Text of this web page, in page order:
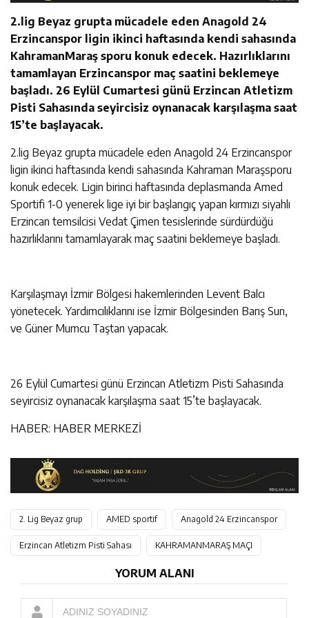
2.lig Beyaz grupta mücadele eden Anagold 24
Erzincanspor ligin ikinci haftasında kendi sahasında
KahramanMaraş sporu konuk edecek. Hazırlıklarını
tamamlayan Erzincanspor maç saatini beklemeye
başladı. 26 Eylül Cumartesi günü Erzincan Atletizm
Pisti Sahasında seyircisiz oynanacak karşılaşma saat
15’te başlayacak.
2.lig Beyaz grupta mücadele eden Anagold 24 Erzincanspor
ligin ikinci haftasında kendi sahasında Kahraman Maraşsporu
konuk edecek. Ligin birinci haftasında deplasmanda Amed
Sportifi 1-0 yenerek lige iyi bir başlangıç yapan kırmızı siyahlı
Erzincan temsilcisi Vedat Çimen tesislerinde sürdürdüğü
hazırlıklarını tamamlayarak maç saatini beklemeye başladı.
Karşılaşmayı İzmir Bölgesi hakemlerinden Levent Balcı
yönetecek. Yardımcılıklarını ise İzmir Bölgesinden Barış Sun,
ve Güner Mumcu Taştan yapacak.
26 Eylül Cumartesi günü Erzincan Atletizm Pisti Sahasında
seyircisiz oynanacak karşılaşma saat 15’te başlayacak.
HABER: HABER MERKEZİ
2. Lig Beyaz grup AMED sportif Anagold 24 Erzincanspor
Erzincan Atletizm Pisti Sahası KAHRAMANMARAŞ MAÇI
YORUM ALANI